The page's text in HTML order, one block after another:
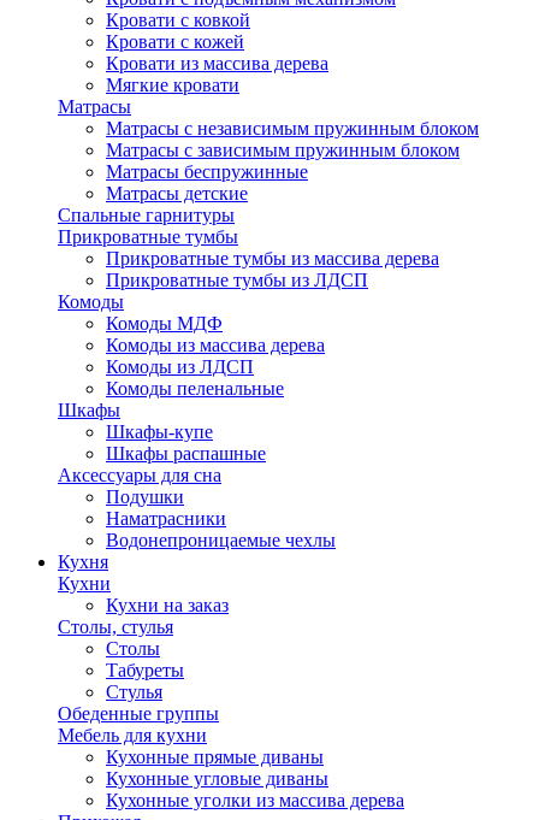
Кровати с ковкой
Кровати с кожей
Кровати из массива дерева
Мягкие кровати
Матрасы
Матрасы с независимым пружинным блоком
Матрасы с зависимым пружинным блоком
Матрасы беспружинные
Матрасы детские
Спальные гарнитуры
Прикроватные тумбы
Прикроватные тумбы из массива дерева
Прикроватные тумбы из ЛДСП
Комоды
Комоды МДФ
Комоды из массива дерева
Комоды из ЛДСП
Комоды пеленальные
Шкафы
Шкафы-купе
Шкафы распашные
Аксессуары для сна
Подушки
Наматрасники
Водонепроницаемые чехлы
Кухня
Кухни
Кухни на заказ
Столы, стулья
Столы
Табуреты
Стулья
Обеденные группы
Мебель для кухни
Кухонные прямые диваны
Кухонные угловые диваны
Кухонные уголки из массива дерева